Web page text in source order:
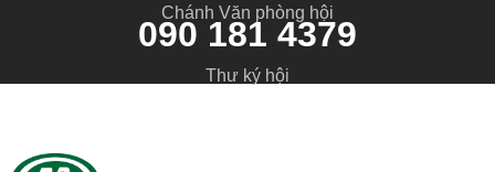
Chánh Văn phòng hội
090 181 4379
Thư ký hội